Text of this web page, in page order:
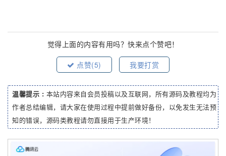
觉得上面的内容有用吗？快来点个赞吧！
点赞(5) 我要打赏
温馨提示 : 本站内容来自会员投稿以及互联网，所有源码及教程均为
作者总结编辑，请大家在使用过程中提前做好备份，以免发生无法预
知的错误，源码类教程请勿直接用于生产环境！